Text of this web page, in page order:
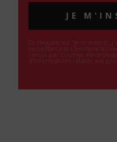
JE
En cliquant sur "Je m'inscris",
recueillies par L'Homme
l'envoi par courrier
d'informations relatifs aux